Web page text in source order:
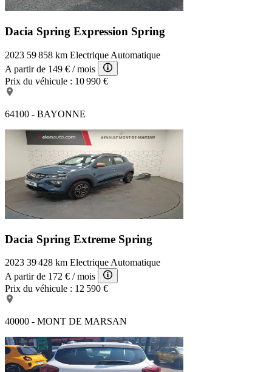
Dacia Spring Expression Spring
2023 59 858 km Electrique Automatique
A partir de 149 € / mois
Prix du véhicule : 10 990 €
64100 - BAYONNE
Dacia Spring Extreme Spring
2023 39 428 km Electrique Automatique
A partir de 172 € / mois
Prix du véhicule : 12 590 €
40000 - MONT DE MARSAN